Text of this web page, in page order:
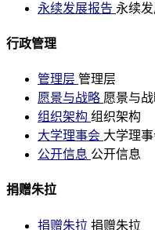
永续发展报告 永续
行政管理
管理层 管理层
愿景与战略 愿景与
组织架构 组织架构
大学理事会 大学理
公开信息 公开信息
捐赠朱拉
捐赠朱拉 捐赠朱拉